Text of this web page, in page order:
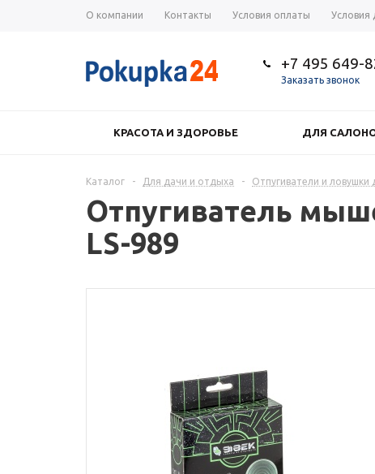
О компании Контакты Условия оплаты Условия
+7 495 649-
Заказать звонок
КРАСОТА И ЗДОРОВЬЕ ДЛЯ
Каталог - Для дачи и отдыха - Отпугиватели и ловушки
Отпугиватель
LS-989